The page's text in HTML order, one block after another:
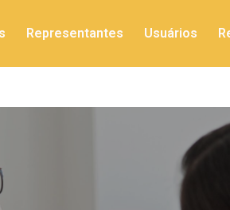
Representantes Usuários